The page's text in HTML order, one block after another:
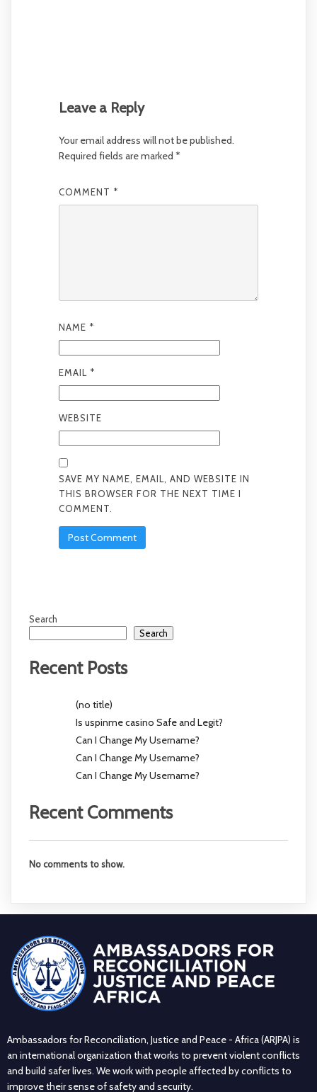
Leave a Reply
Your email address will not be published.
Required fields are marked *
COMMENT *
NAME *
EMAIL *
WEBSITE
SAVE MY NAME, EMAIL, AND WEBSITE IN
THIS BROWSER FOR THE NEXT TIME I
COMMENT.
Search
Search
Recent Posts
(no title)
Is uspinme casino Safe and Legit?
Can I Change My Username?
Can I Change My Username?
Can I Change My Username?
Recent Comments
No comments to show.
Ambassadors for Reconciliation, Justice and Peace - Africa (ARJPA) is
an international organization that works to prevent violent conflicts
and build safer lives. We work with people affected by conflicts to
improve their sense of safety and security.